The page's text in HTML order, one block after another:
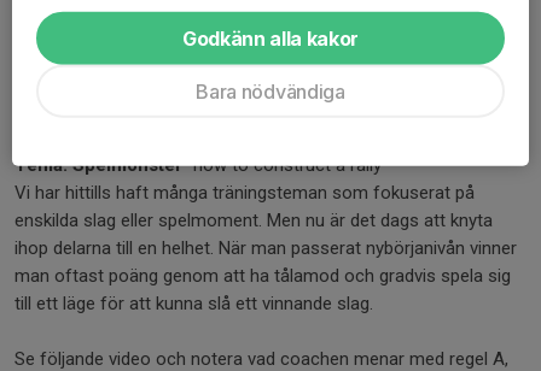
Se gärna video med rätt teknik:
Forehand: https://youtu.be/d5EGVb3l7go
Backhand: https://youtu.be/Po08ljFXElg
Tema: Spelmönster"how to construct a rally"
Vi har hittills haft många träningsteman som fokuserat på
enskilda slag eller spelmoment. Men nu är det dags att knyta
ihop delarna till en helhet. När man passerat nybörjanivån vinner
man oftast poäng genom att ha tålamod och gradvis spela sig
till ett läge för att kunna slå ett vinnande slag.
Se följande video och notera vad coachen menar med regel A,
Godkänn alla kakor
Bara nödvändiga